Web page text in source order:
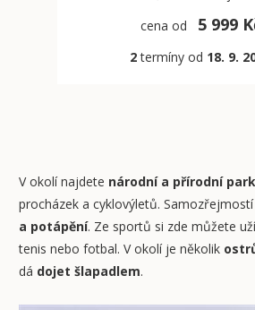
cena od
5 999
2termíny od 18. 9.
V okolí najdete národní a přírodní
procházek a cyklovýletů.
a potápění. Ze sportů si zde můžete
tenis nebo fotbal. V okolí je několik
dá dojet šlapadlem.